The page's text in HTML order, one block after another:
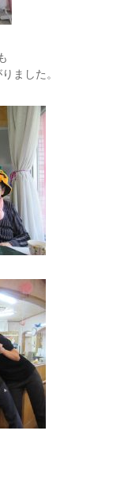
ました。